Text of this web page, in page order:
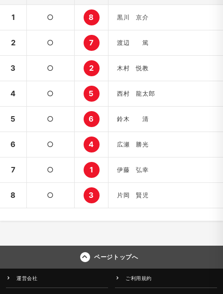
1 ○ 8 黒川 京介
2 ○ 7 渡辺 篤
3 ○ 2 木村 悦教
4 ○ 5 西村 龍太郎
5 ○ 6 鈴木 清
6 ○ 4 広瀬 勝光
7 ○ 1 伊藤 弘幸
8 ○ 3 片岡 賢児
ページトップへ
運営会社 ご利用規約